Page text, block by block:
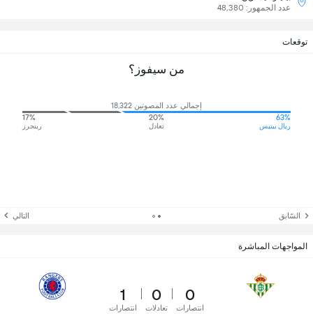
عدد الجمهور: 48,380
توقعات
من سيفوز؟
إجمالي عدد المصوتين 18,322
63%
ريال بيتيس
20%
تعادل
17%
رينجرز
السّابق التالي
المواجهات المباشرة
0
انتصارات
0
تعادلات
1
انتصارات